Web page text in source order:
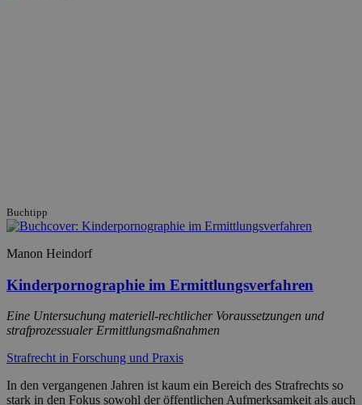
Buchtipp
Manon Heindorf
Kinderpornographie im Ermittlungsverfahren
Eine Untersuchung materiell-rechtlicher Voraussetzungen und
strafprozessualer Ermittlungsmaßnahmen
Strafrecht in Forschung und Praxis
In den vergangenen Jahren ist kaum ein Bereich des Strafrechts so
stark in den Fokus sowohl der öffentlichen Aufmerksamkeit als auch